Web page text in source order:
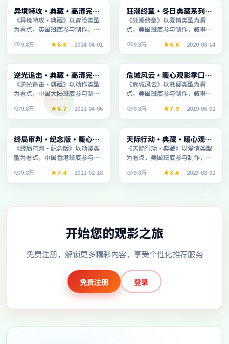
电影 2:32:28
异境特攻·典藏·高清完整
收录适合周末一口气刷完
《异境特攻·典藏》以冒险类型
为看点，英国班底参与制作，叙
段观看。
9.8万 6.6 2024-04-01
动漫 1:37:30
狂潮终章·冬日典藏系列温
情叙事引人入胜
《狂潮终章》以爱情类型为看
点，美国班底参与制作，叙事完
看。9.8万 6.6 2020-08-14
电影 2:40:52
逆光追击·典藏·高清完整
收录适合周末一口气刷完
《逆光追击·典藏》以动作类型
为看点，中国大陆班底参与制
休闲时段观看。
9.8万 6.7 2022-04-06
电视剧 1:40:47
危城风云·暖心观影季口碑
发酵持续升温
《危城风云》以悬疑类型为看
点，美国班底参与制作，叙事完
看。9.8万 7.9 2019-06-02
电影 2:44:23
终局审判·纪念版·暖心观
影季口碑发酵持续升温
《终局审判·纪念版》以动漫类
型为看点，中国香港班底参与制
休闲时段观看。
9.8万 7.4 2022-02-18
电影 1:44:47
天际行动·典藏·暖心观影
季口碑发酵持续升温
《天际行动·典藏》以爱情类型
为看点，美国班底参与制作，叙
段观看。
9.8万 8.4 2023-08-02
开始您的观影之旅
免费注册，解锁更多精彩内容，享受个性化推荐服务
免费注册 登录